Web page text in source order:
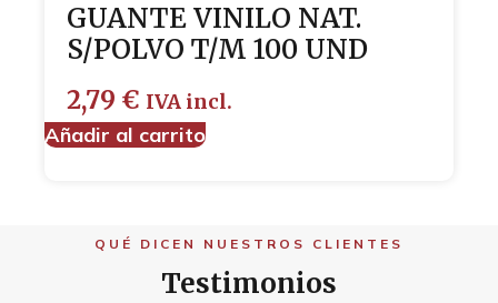
GUANTE VINILO NAT.
S/POLVO T/M 100 UND
2,79 € IVA incl.
Añadir al carrito
QUÉ DICEN NUESTROS CLIENTES
Testimonios